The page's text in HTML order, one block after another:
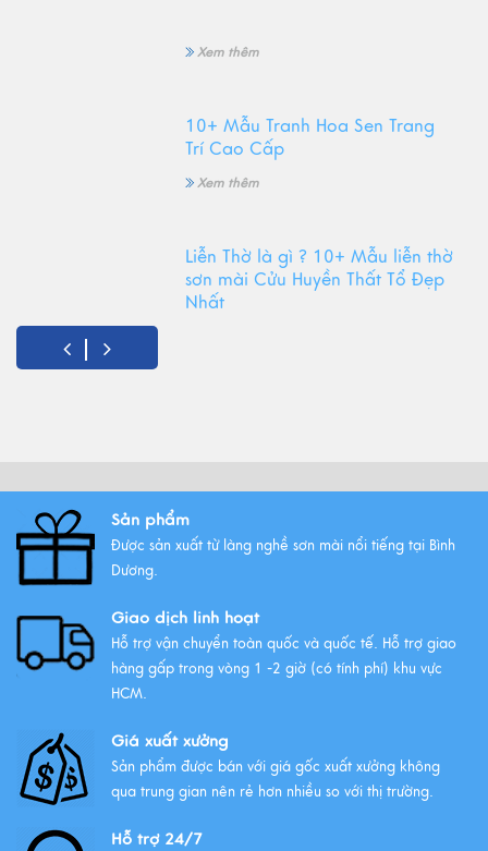
Xem thêm
10+ Mẫu Tranh Hoa Sen Trang
Trí Cao Cấp
Xem thêm
Liễn Thờ là gì ? 10+ Mẫu liễn thờ
sơn mài Cửu Huyền Thất Tổ Đẹp
Nhất
Tất Tần Tật Về Tranh Thuận Buồm
Sản phẩm
Được sản xuất từ làng nghề sơn mài nổi tiếng tại Bình
Dương.
Giao dịch linh hoạt
Hỗ trợ vận chuyển toàn quốc và quốc tế. Hỗ trợ giao
hàng gấp trong vòng 1 -2 giờ (có tính phí) khu vực
HCM.
Giá xuất xưởng
Sản phẩm được bán với giá gốc xuất xưởng không
qua trung gian nên rẻ hơn nhiều so với thị trường.
Hỗ trợ 24/7